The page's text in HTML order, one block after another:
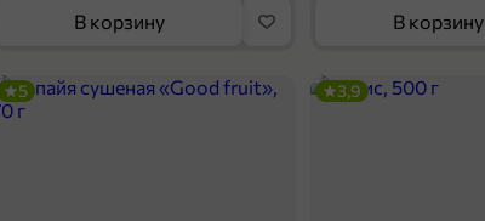
В корзину В корзину
5 3,9